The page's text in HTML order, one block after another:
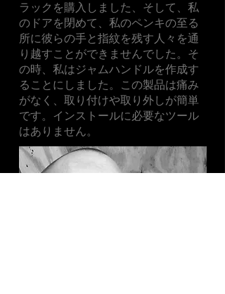
ラックを購入しました、そして、私
のドアを閉めて、私のペンキの至る
所に彼らの手と指紋を残す人々を通
り越すことができませんでした。そ
の時、私はジャムハンドルを作成す
ることにしました。この製品は痛み
がなく、取り付けや取り外しが簡単
です。インストールに必要なツール
はありません。